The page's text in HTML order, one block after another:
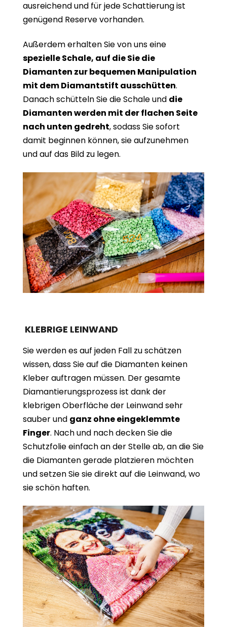
ausreichend und für jede Schattierung ist
genügend Reserve vorhanden.
Außerdem erhalten Sie von uns eine
spezielle Schale, auf die Sie die
Diamanten zur bequemen Manipulation
mit dem Diamantstift ausschütten.
Danach schütteln Sie die Schale und die
Diamanten werden mit der flachen Seite
nach unten gedreht, sodass Sie sofort
damit beginnen können, sie aufzunehmen
und auf das Bild zu legen.
KLEBRIGE LEINWAND
Sie werden es auf jeden Fall zu schätzen
wissen, dass Sie auf die Diamanten keinen
Kleber auftragen müssen. Der gesamte
Diamantierungsprozess ist dank der
klebrigen Oberfläche der Leinwand sehr
sauber und ganz ohne eingeklemmte
Finger. Nach und nach decken Sie die
Schutzfolie einfach an der Stelle ab, an die Sie
die Diamanten gerade platzieren möchten
und setzen Sie sie direkt auf die Leinwand, wo
sie schön haften.